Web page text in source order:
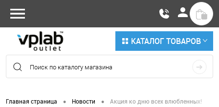
КАТАЛОГ ТОВАРОВ
Главная страница • Новости • Акция ко дню всех влюбленных!